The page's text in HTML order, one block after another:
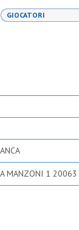
GIOCATORI
MANZONI 1 20063